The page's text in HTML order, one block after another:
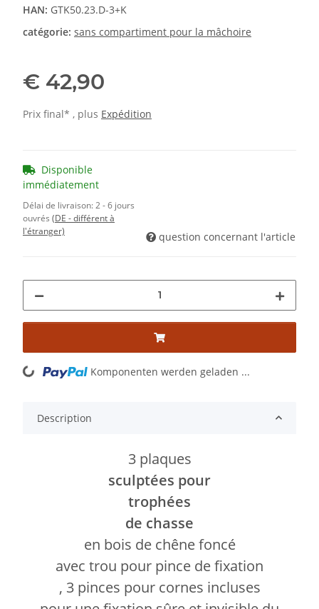
HAN: GTK50.23.D-3+K
catégorie: sans compartiment pour la mâchoire
€ 42,90
Prix final* , plus Expédition
Disponible
immédiatement
Délai de livraison:2 - 6 jours
ouvrés (DE - différent à
l'étranger)
question concernant l'article
Loading... Komponenten werden geladen ...
Description
3 plaques
sculptées pour
trophées
de chasse
en bois de chêne foncé
avec trou pour pince de fixation
, 3 pinces pour cornes incluses